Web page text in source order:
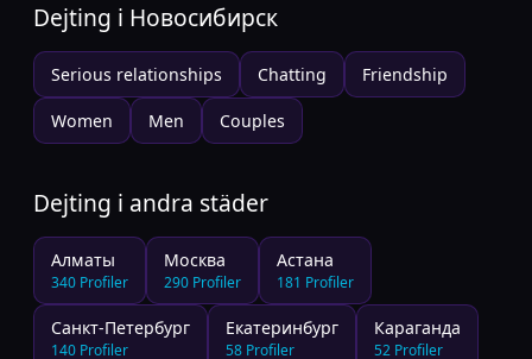
Dejting i Новосибирск
Serious relationships Chatting Friendship
Women Men Couples
Dejting i andra städer
Алматы
340 Profiler
Москва
290 Profiler
Астана
181 Profiler
Санкт-Петербург
140 Profiler
Екатеринбург
58 Profiler
Караганда
52 Profiler